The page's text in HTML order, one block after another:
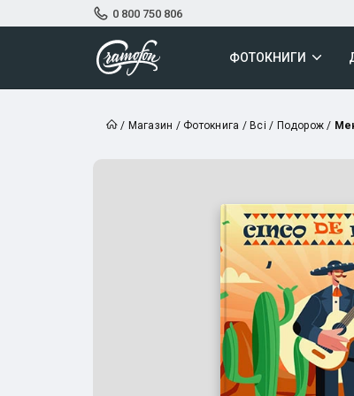
0 800 750 806
ФОТОКНИГИ
/ Магазин / Фотокнига / Всі / Подорож /